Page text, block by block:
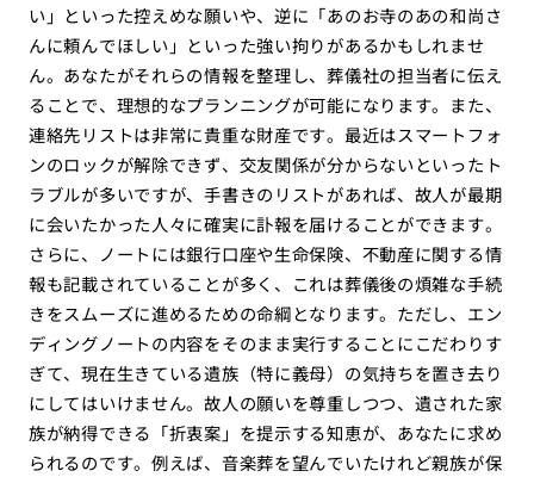
い」といった控えめな願いや、逆に「あのお寺のあの和尚さ
んに頼んでほしい」といった強い拘りがあるかもしれませ
ん。あなたがそれらの情報を整理し、葬儀社の担当者に伝え
ることで、理想的なプランニングが可能になります。また、
連絡先リストは非常に貴重な財産です。最近はスマートフォ
ンのロックが解除できず、交友関係が分からないといったト
ラブルが多いですが、手書きのリストがあれば、故人が最期
に会いたかった人々に確実に訃報を届けることができます。
さらに、ノートには銀行口座や生命保険、不動産に関する情
報も記載されていることが多く、これは葬儀後の煩雑な手続
きをスムーズに進めるための命綱となります。ただし、エン
ディングノートの内容をそのまま実行することにこだわりす
ぎて、現在生きている遺族（特に義母）の気持ちを置き去り
にしてはいけません。故人の願いを尊重しつつ、遺された家
族が納得できる「折衷案」を提示する知恵が、あなたに求め
られるのです。例えば、音楽葬を望んでいたけれど親族が保